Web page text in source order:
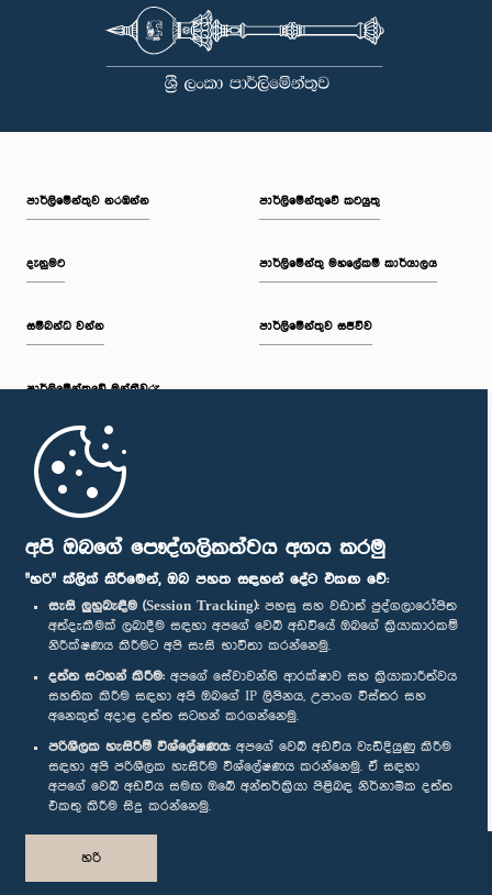
අපි ඔබගේ පෞද්ගලිකත්වය අගය කරමු
"හරි" ක්ලික් කිරීමෙන්, ඔබ පහත සඳහන් දේට එකඟ වේ:
සැසි ලුහුබැඳීම (Session Tracking): පහසු සහ වඩාත් පුද්ගලාරෝපිත
අත්දැකීමක් ලබාදීම සඳහා අපගේ වෙබ් අඩවියේ ඔබගේ ක්‍රියාකාරකම්
නිරීක්ෂණය කිරීමට අපි සැසි භාවිතා කරන්නෙමු.
දත්ත සටහන් කිරීම: අපගේ සේවාවන්හි ආරක්ෂාව සහ ක්‍රියාකාරීත්වය
සහතික කිරීම සඳහා අපි ඔබගේ IP ලිපිනය, උපාංග විස්තර සහ
අනෙකුත් අදාළ දත්ත සටහන් කරගන්නෙමු.
පරිශීලක හැසිරීම් විශ්ලේෂණය: අපගේ වෙබ් අඩවිය වැඩිදියුණු කිරීම
සඳහා අපි පරිශීලක හැසිරීම විශ්ලේෂණය කරන්නෙමු. ඒ සඳහා
අපගේ වෙබ් අඩවිය සමඟ ඔබේ අන්තර්ක්‍රියා පිළිබඳ නිර්නාමික දත්ත
එකතු කිරීම සිදු කරන්නෙමු.
හරි
පාර්ලි‌මේන්තුව නරඹන්න
දැනුමට
සම්බන්ධ වන්න
පාර්ලි‌මේන්තුවේ මන්ත්‍රීවරු
මුල් පිටුව
පාර්ලිමේන්තුවේ කටයුතු
පාර්ලිමේන්තු මහලේකම් කාර්යාලය
පාර්ලිමේන්තුව සජීවීව
පාර්ලිමේන්තු ජංගම යෙදුම
අප හා සම්බන්ධ වී සිටින්න :
සම්මාන
පෞද්ගලිකත්ව ප්‍රතිපත්තිය